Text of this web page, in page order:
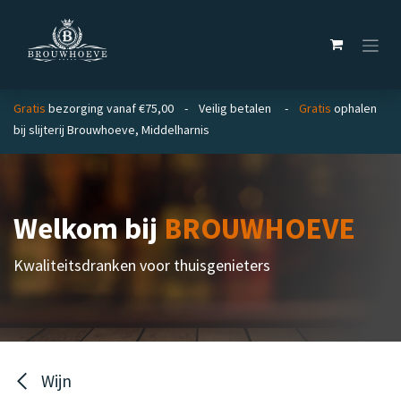
Gratis bezorging vanaf €75,00 - Veilig betalen - Gratis ophalen
bij slijterij Brouwhoeve, Middelharnis
Welkom bijBROUWHOEVE
Kwaliteitsdranken voor thuisgenieters
Wijn